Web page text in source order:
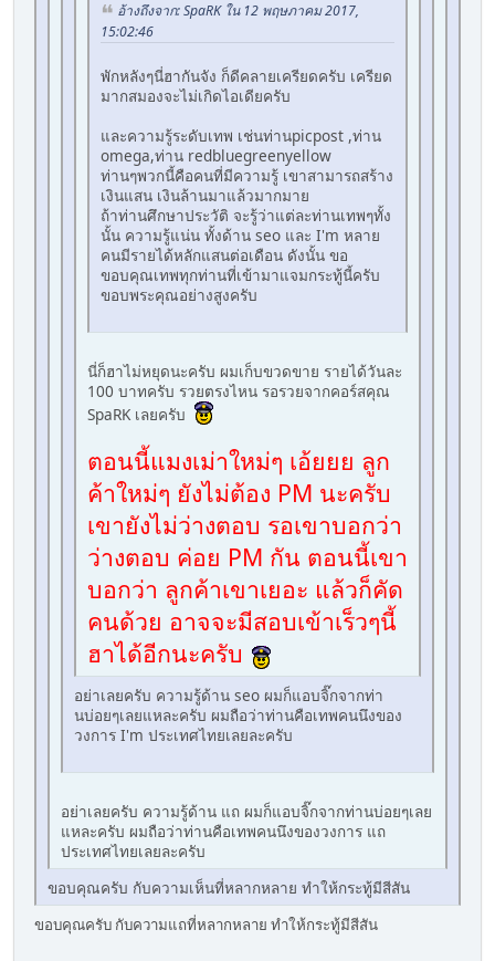
อ้างถึงจาก: SpaRK ใน 12 พฤษภาคม 2017,
15:02:46
พักหลังๆนี่ฮากันจัง ก็ดีคลายเครียดครับ เครียด
มากสมองจะไม่เกิดไอเดียครับ
และความรู้ระดับเทพ เช่นท่านpicpost ,ท่าน
omega,ท่าน redbluegreenyellow
ท่านๆพวกนี้คือคนที่มีความรู้ เขาสามารถสร้าง
เงินแสน เงินล้านมาแล้วมากมาย
ถ้าท่านศึกษาประวัติ จะรู้ว่าแต่ละท่านเทพๆทั้ง
นั้น ความรู้แน่น ทั้งด้าน seo และ I'm หลาย
คนมีรายได้หลักแสนต่อเดือน ดังนั้น ขอ
ขอบคุณเทพทุกท่านที่เข้ามาแจมกระทู้นี้ครับ
ขอบพระคุณอย่างสูงครับ
นี่ก็ฮาไม่หยุดนะครับ ผมเก็บขวดขาย รายได้วันละ
100 บาทครับ รวยตรงไหน รอรวยจากคอร์สคุณ
SpaRK เลยครับ
ตอนนี้แมงเม่าใหม่ๆ เอ้ยยย ลูก
ค้าใหม่ๆ ยังไม่ต้อง PM นะครับ
เขายังไม่ว่างตอบ รอเขาบอกว่า
ว่างตอบ ค่อย PM กัน ตอนนี้เขา
บอกว่า ลูกค้าเขาเยอะ แล้วก็คัด
คนด้วย อาจจะมีสอบเข้าเร็วๆนี้
ฮาได้อีกนะครับ
อย่าเลยครับ ความรู้ด้าน seo ผมก็แอบจิ๊กจากท่า
นบ่อยๆเลยแหละครับ ผมถือว่าท่านคือเทพคนนึงของ
วงการ I'm ประเทศไทยเลยละครับ
อย่าเลยครับ ความรู้ด้าน แถ ผมก็แอบจิ๊กจากท่านบ่อยๆเลย
แหละครับ ผมถือว่าท่านคือเทพคนนึงของวงการ แถ
ประเทศไทยเลยละครับ
ขอบคุณครับ กับความเห็นที่หลากหลาย ทำให้กระทู้มีสีสัน
ขอบคุณครับ กับความแถที่หลากหลาย ทำให้กระทู้มีสีสัน